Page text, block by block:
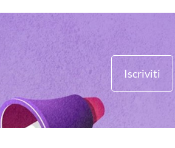
Iscriviti